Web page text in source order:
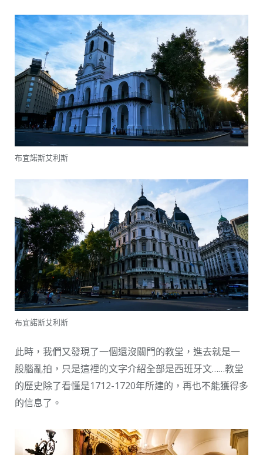
布宜諾斯艾利斯
布宜諾斯艾利斯
此時，我們又發現了一個還沒關門的教堂，進去就是一
股腦亂拍，只是這裡的文字介紹全部是西班牙文……教堂
的歷史除了看懂是1712-1720年所建的，再也不能獲得多
的信息了。